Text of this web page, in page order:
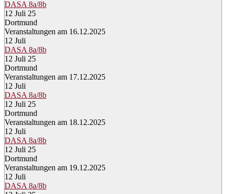
DASA 8a/8b
12 Juli 25
Dortmund
Veranstaltungen am 16.12.2025
12 Juli
DASA 8a/8b
12 Juli 25
Dortmund
Veranstaltungen am 17.12.2025
12 Juli
DASA 8a/8b
12 Juli 25
Dortmund
Veranstaltungen am 18.12.2025
12 Juli
DASA 8a/8b
12 Juli 25
Dortmund
Veranstaltungen am 19.12.2025
12 Juli
DASA 8a/8b